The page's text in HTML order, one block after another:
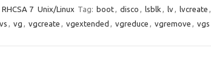
RHCSA 7 Unix/Linux Tag: boot, disco , lsblk , lv, lvcreate ,
, vg , vgcreate , vgextended , vgreduce , vgremove , vgs